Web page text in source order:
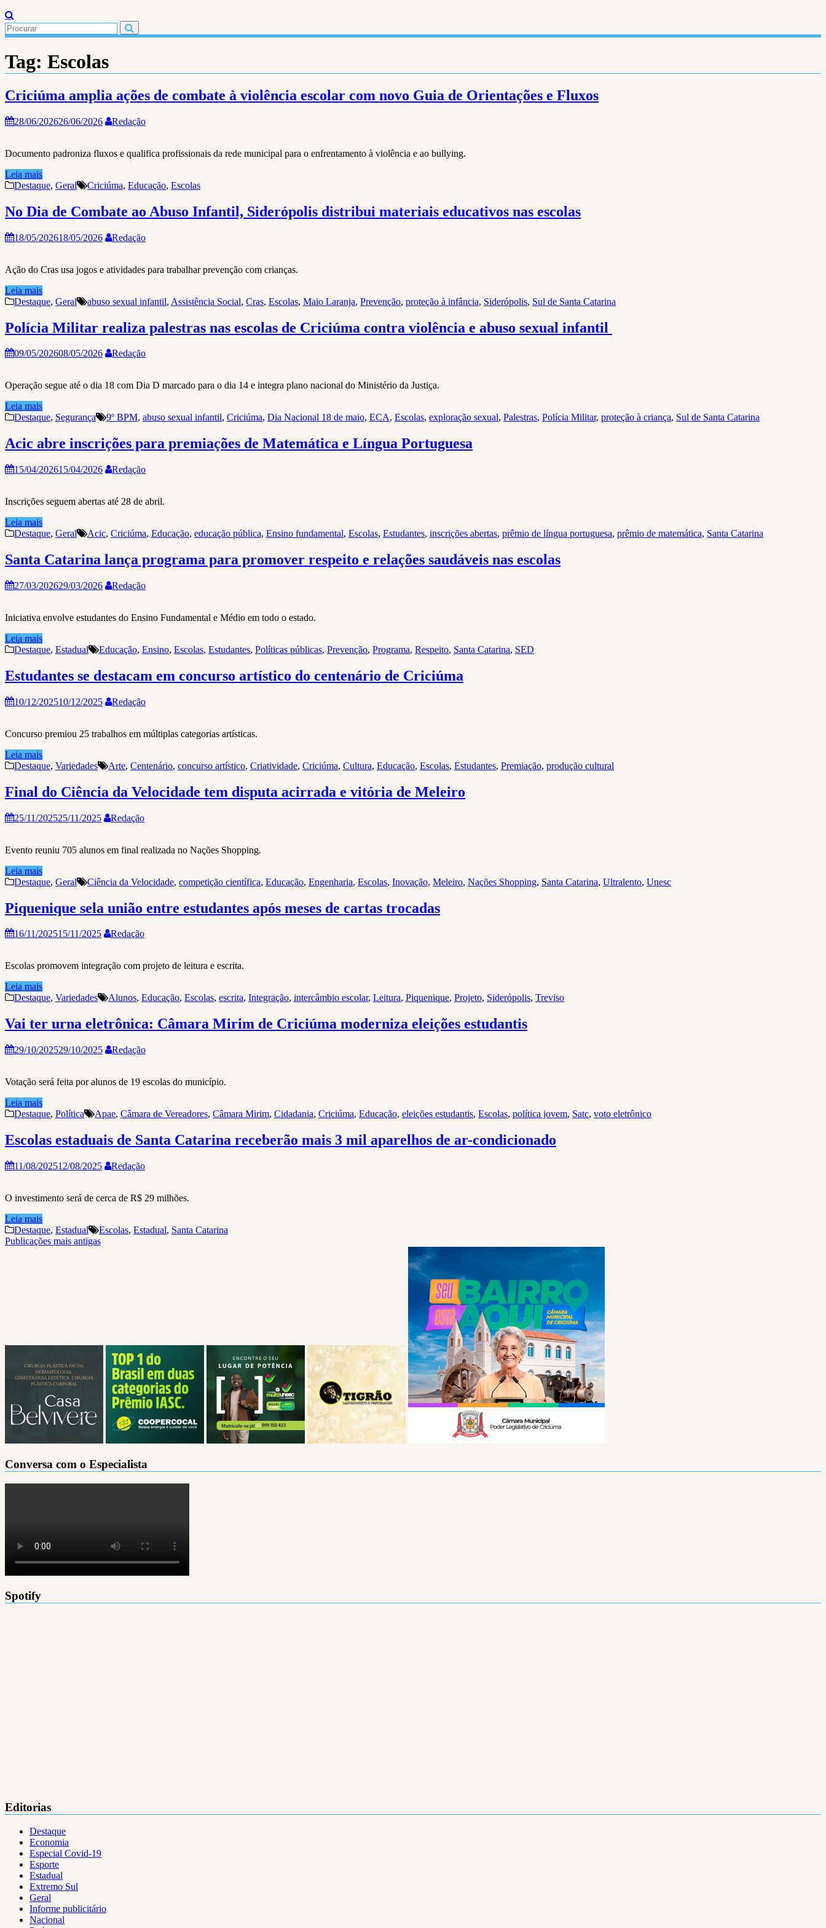
Tag: Escolas
Criciúma amplia ações de combate à violência escolar com novo Guia de Orientações e Fluxos
28/06/202626/06/2026 Redação
Documento padroniza fluxos e qualifica profissionais da rede municipal para o enfrentamento à violência e ao bullying.
Leia mais
Destaque, Geral Criciúma, Educação, Escolas
No Dia de Combate ao Abuso Infantil, Siderópolis distribui materiais educativos nas escolas
18/05/202618/05/2026 Redação
Ação do Cras usa jogos e atividades para trabalhar prevenção com crianças.
Leia mais
Destaque, Geral abuso sexual infantil, Assistência Social, Cras, Escolas, Maio Laranja, Prevenção, proteção à infância, Siderópolis, Sul de Santa Catarina
Polícia Militar realiza palestras nas escolas de Criciúma contra violência e abuso sexual infantil
09/05/202608/05/2026 Redação
Operação segue até o dia 18 com Dia D marcado para o dia 14 e integra plano nacional do Ministério da Justiça.
Leia mais
Destaque, Segurança 9º BPM, abuso sexual infantil, Criciúma, Dia Nacional 18 de maio, ECA, Escolas, exploração sexual, Palestras, Polícia Militar, proteção à criança, Sul de Santa Catarina
Acic abre inscrições para premiações de Matemática e Língua Portuguesa
15/04/202615/04/2026 Redação
Inscrições seguem abertas até 28 de abril.
Leia mais
Destaque, Geral Acic, Criciúma, Educação, educação pública, Ensino fundamental, Escolas, Estudantes, inscrições abertas, prêmio de língua portuguesa, prêmio de matemática, Santa Catarina
Santa Catarina lança programa para promover respeito e relações saudáveis nas escolas
27/03/202629/03/2026 Redação
Iniciativa envolve estudantes do Ensino Fundamental e Médio em todo o estado.
Leia mais
Destaque, Estadual Educação, Ensino, Escolas, Estudantes, Políticas públicas, Prevenção, Programa, Respeito, Santa Catarina, SED
Estudantes se destacam em concurso artístico do centenário de Criciúma
10/12/202510/12/2025 Redação
Concurso premiou 25 trabalhos em múltiplas categorias artísticas.
Leia mais
Destaque, Variedades Arte, Centenário, concurso artístico, Criatividade, Criciúma, Cultura, Educação, Escolas, Estudantes, Premiação, produção cultural
Final do Ciência da Velocidade tem disputa acirrada e vitória de Meleiro
25/11/202525/11/2025 Redação
Evento reuniu 705 alunos em final realizada no Nações Shopping.
Leia mais
Destaque, Geral Ciência da Velocidade, competição científica, Educação, Engenharia, Escolas, Inovação, Meleiro, Nações Shopping, Santa Catarina, Ultralento, Unesc
Piquenique sela união entre estudantes após meses de cartas trocadas
16/11/202515/11/2025 Redação
Escolas promovem integração com projeto de leitura e escrita.
Leia mais
Destaque, Variedades Alunos, Educação, Escolas, escrita, Integração, intercâmbio escolar, Leitura, Piquenique, Projeto, Siderópolis, Treviso
Vai ter urna eletrônica: Câmara Mirim de Criciúma moderniza eleições estudantis
29/10/202529/10/2025 Redação
Votação será feita por alunos de 19 escolas do município.
Leia mais
Destaque, Política Apae, Câmara de Vereadores, Câmara Mirim, Cidadania, Criciúma, Educação, eleições estudantis, Escolas, política jovem, Satc, voto eletrônico
Escolas estaduais de Santa Catarina receberão mais 3 mil aparelhos de ar-condicionado
11/08/202512/08/2025 Redação
O investimento será de cerca de R$ 29 milhões.
Leia mais
Destaque, Estadual Escolas, Estadual, Santa Catarina
Navegação
Publicações mais antigas
Conversa com o Especialista
Spotify
Editorias
Destaque
Economia
Especial Covid-19
Esporte
Estadual
Extremo Sul
Geral
Informe publicitário
Nacional